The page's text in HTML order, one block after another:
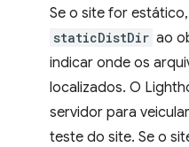
Se o site for
staticDistDir ao
indicar onde os
localizados. O
servidor para
teste do site. Se o